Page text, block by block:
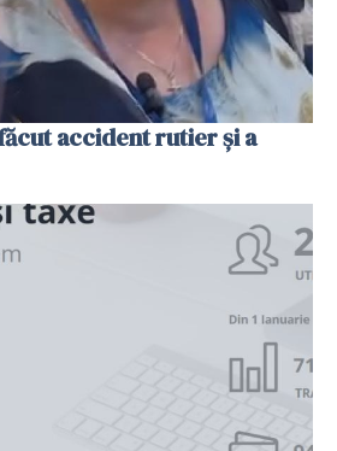
accident rutier și a